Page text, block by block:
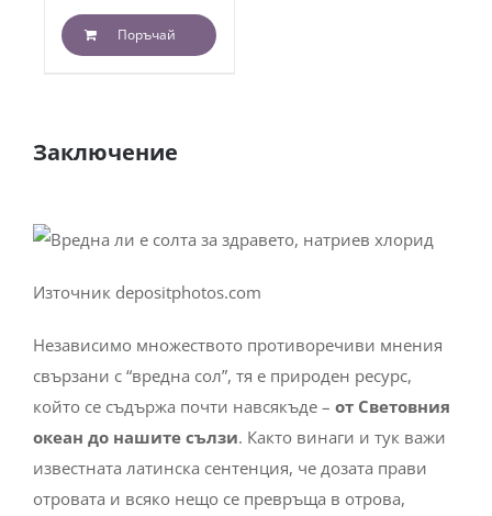
5.00от 5
Поръчай
Заключение
Източник depositphotos.com
Независимо множеството противоречиви мнения
свързани с “вредна сол”, тя е природен ресурс,
който се съдържа почти навсякъде – от Световния
океан до нашите сълзи. Както винаги и тук важи
известната латинска сентенция, че дозата прави
отровата и всяко нещо се превръща в отрова,